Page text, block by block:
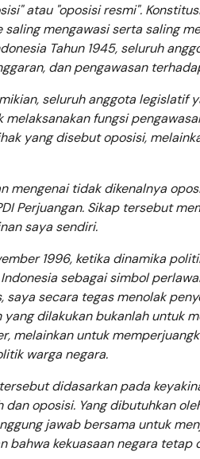
atau "oposisi resmi".
saling mengawasi serta saling
Tahun 1945, seluruh
dan pengawasan
seluruh anggota legislatif
melaksanakan fungsi
yang disebut oposisi,
mengenai tidak dikenalnya
Perjuangan. Sikap tersebut
saya sendiri.
1996, ketika dinamika
sebagai simbol
saya secara tegas menolak
yang dilakukan bukanlah untuk
melainkan untuk
warga negara.
didasarkan pada
dan oposisi. Yang dibutuhkan
jawab bersama untuk
bahwa kekuasaan negara